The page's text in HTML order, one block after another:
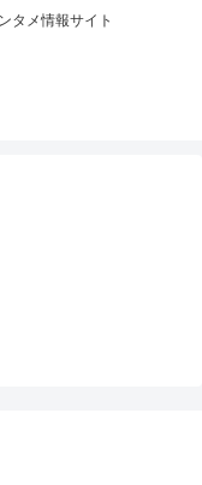
タメ情報サイト